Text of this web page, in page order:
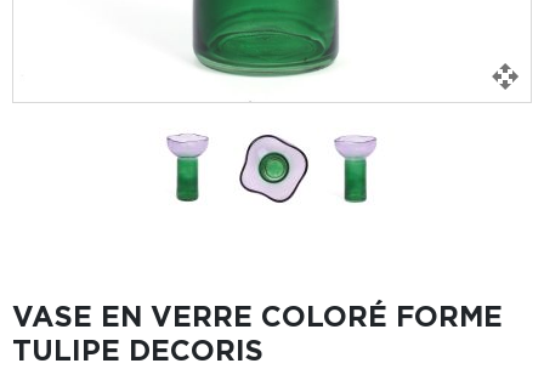
VASE EN VERRE COLORÉ FORME
TULIPE DECORIS